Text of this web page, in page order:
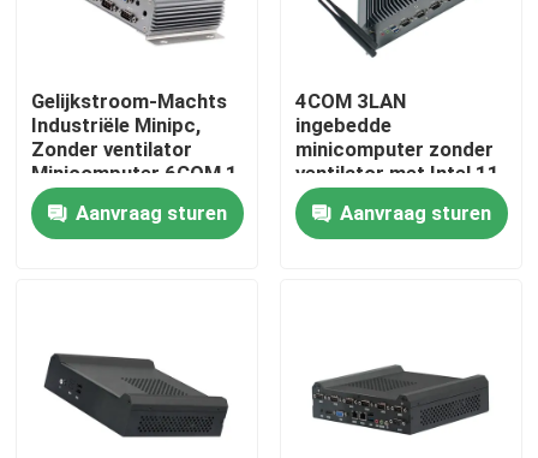
Contacteer ons
Vraag een offerte aan
industriële Comité PC
ruwe tabletpc
Gelijkstroom-Machts
Industriële Minipc,
Zonder ventilator
Minicomputer 6COM 1
LAN vierlingkern
J4205Aanvraag sturen
4COM 3LAN
ingebedde
minicomputer zonder
ventilator met Intel 11
Gen Tiger Lake 6305
CPU Aanvraag sturen